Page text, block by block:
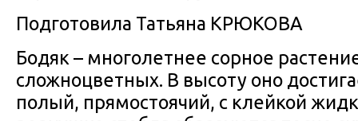
Подготовила Татьяна КРЮКОВА
Бодяк – многолетнее сорное
сложноцветных. В высоту оно
полый, прямостоячий, с клейкой